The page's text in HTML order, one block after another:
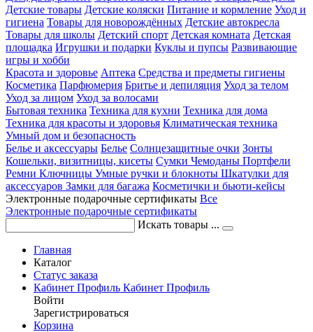
Детские товары Детские коляски Питание и кормление Уход и
гигиена Товары для новорождённых Детские автокресла
Товары для школы Детский спорт Детская комната Детская
площадка Игрушки и подарки Куклы и пупсы Развивающие
игры и хобби
Красота и здоровье Аптека Средства и предметы гигиены
Косметика Парфюмерия Бритье и депиляция Уход за телом
Уход за лицом Уход за волосами
Бытовая техника Техника для кухни Техника для дома
Техника для красоты и здоровья Климатическая техника
Умный дом и безопасность
Белье и аксессуары Белье Солнцезащитные очки Зонты
Кошельки, визитницы, кисеты Сумки Чемоданы Портфели
Ремни Ключницы Умные ручки и блокноты Шкатулки для
аксессуаров Замки для багажа Косметички и бьюти-кейсы
Электронные подарочные сертификаты Все
Электронные подарочные сертификаты
Искать товары ...
Главная
Каталог
Статус заказа
Кабинет Профиль Кабинет Профиль
Войти
Зарегистрироваться
Корзина